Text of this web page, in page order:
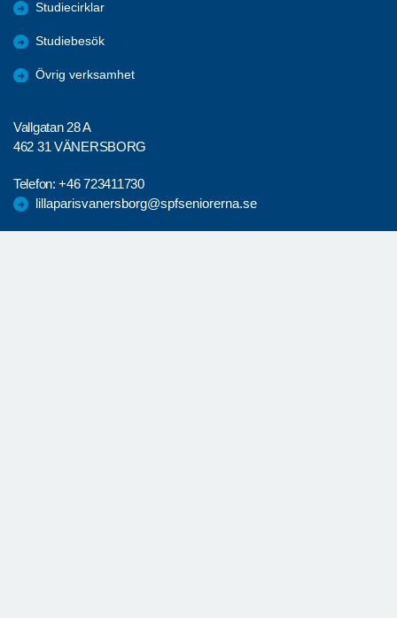
Studiecirklar
Studiebesök
Övrig verksamhet
Vallgatan 28 A
462 31 VÄNERSBORG
Telefon:+46 723411730
lillaparisvanersborg@spfseniorerna.se